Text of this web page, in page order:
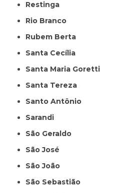
Restinga
Rio Branco
Rubem Berta
Santa Cecília
Santa Maria Goretti
Santa Tereza
Santo Antônio
Sarandi
São Geraldo
São José
São João
São Sebastião